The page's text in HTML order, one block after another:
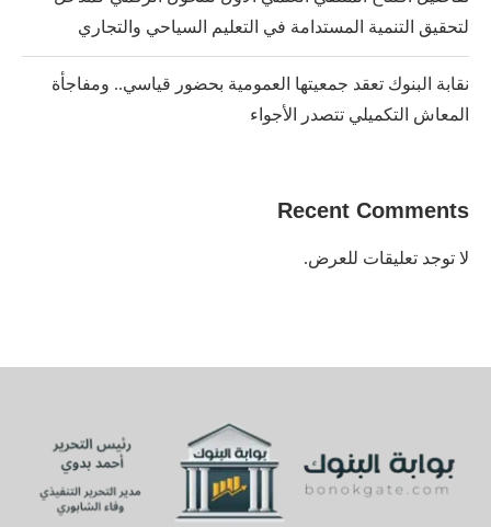
لتحقيق التنمية المستدامة في التعليم السياحي والتجاري
نقابة البنوك تعقد جمعيتها العمومية بحضور قياسي.. ومفاجأة
المعاش التكميلي تتصدر الأجواء
Recent Comments
لا توجد تعليقات للعرض.